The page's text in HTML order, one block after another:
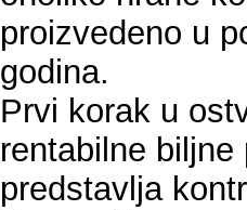
proizvedeno u
godina.
Prvi korak u
rentabilne biljne
predstavlja